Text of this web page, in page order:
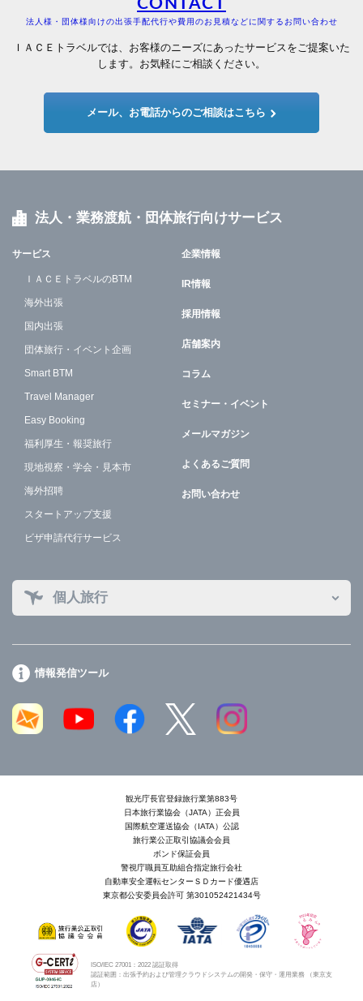
CONTACT
法人様・団体様向けの出張手配代行や費用のお見積などに関するお問い合わせ
ＩＡＣＥトラベルでは、お客様のニーズにあったサービスをご提案いた
します。お気軽にご相談ください。
メール、お電話からのご相談はこちら
法人・業務渡航・団体旅行向けサービス
サービス
ＩＡＣＥトラベルのBTM
海外出張
国内出張
団体旅行・イベント企画
Smart BTM
Travel Manager
Easy Booking
福利厚生・報奨旅行
現地視察・学会・見本市
海外招聘
スタートアップ支援
ビザ申請代行サービス
企業情報
IR情報
採用情報
店舗案内
コラム
セミナー・イベント
メールマガジン
よくあるご質問
お問い合わせ
個人旅行
情報発信ツール
観光庁長官登録旅行業第883号
日本旅行業協会（JATA）正会員
国際航空運送協会（IATA）公認
旅行業公正取引協議会会員
ボンド保証会員
警視庁職員互助組合指定旅行会社
自動車安全運転センターＳＤカード優遇店
東京都公安委員会許可 第301052421434号
ISO/IEC 27001：2022 認証取得
認証範囲：出張予約および管理クラウドシステムの開発・保守・運用業務 （東京支
店）